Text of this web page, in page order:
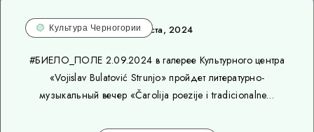
Культура Черногории30 августа, 2024
#БИЕЛО_ПОЛЕ 2.09.2024 в галерее Культурного центра
«Vojislav Bulatović Strunjo» пройдет литературно-
музыкальный вечер «Čarolija poezije i tradicionalne…